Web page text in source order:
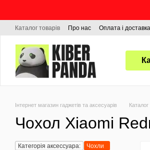
Каталог товарів Про нас Оплата і доставка
Інтернет магазин гаджетів та аксесуарів Каталог
Чохол Xiaomi
Категорія аксессуара:
Чохли